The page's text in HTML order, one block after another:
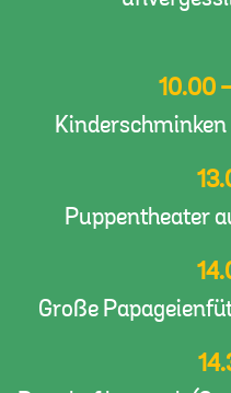
10.00
Puppentheater
Große